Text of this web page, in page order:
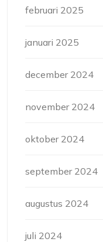
februari 2025
januari 2025
december 2024
november 2024
oktober 2024
september 2024
augustus 2024
juli 2024